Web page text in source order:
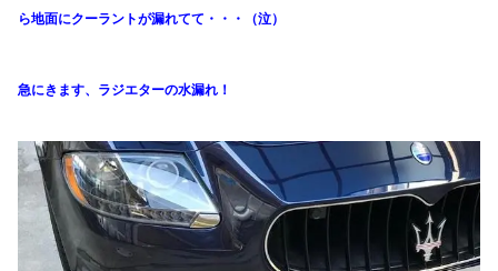
ら地面にクーラントが漏れてて・・・（泣）
急にきます、ラジエターの水漏れ！